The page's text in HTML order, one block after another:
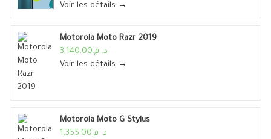
Voir les détails →
Motorola Moto Razr 2019
د. م.3,140.00
Voir les détails →
Motorola Moto G Stylus
د. م.1,355.00